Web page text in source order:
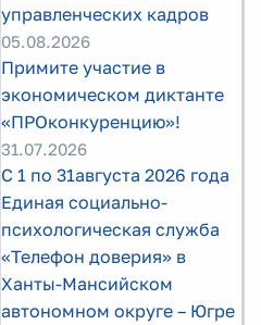
управленческих кадров
05.08.2026
Примите участие в
экономическом диктанте
«ПРОконкуренцию»!
31.07.2026
С 1 по 31августа 2026 года
Единая социально-
психологическая служба
«Телефон доверия» в
Ханты-Мансийском
автономном округе – Югре